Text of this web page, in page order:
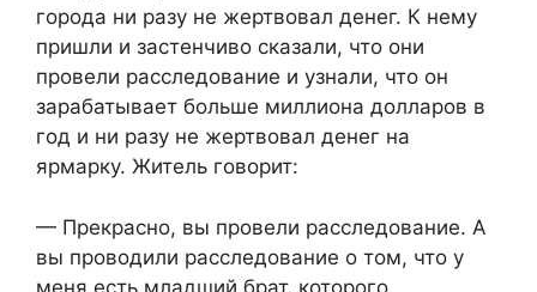
города ни разу не жертвовал денег. К нему
пришли и застенчиво сказали, что они
провели расследование и узнали, что он
зарабатывает больше миллиона долларов в
год и ни разу не жертвовал денег на
ярмарку. Житель говорит:
— Прекрасно, вы провели расследование. А
вы проводили расследование о том, что у
меня есть младший брат, которого